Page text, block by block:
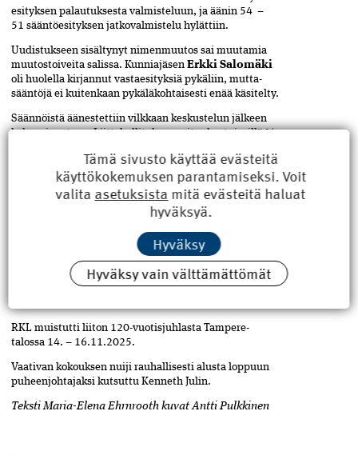
esityksen palautuksesta valmisteluun, ja äänin 54 –
51 sääntöesityksen jatkovalmistelu hylättiin.
Uudistukseen sisältynyt nimenmuutos sai muutamia
muutostoiveita salissa. Kunniajäsen Erkki­ Salo­mäki
oli huolella kirjannut­ vastaesityksiä pykäliin, mutta­
sääntöjä ei kuitenkaan pykälä­kohtaisesti enää käsitelty.
Säännöistä äänestettiin vilkkaan keskustelun jälkeen
kokonaisuutena. Liittohallituksen esitys kaatui, sillä ¾-
puolesta, 34 vastaan.
Järjestöpäällikkö Mikael Åhl ohjeistaa äänestämään.
ENSI VUONNA JUHLALIITTO­KOKOUS
Lopuksi Jyväskylän yhdistys kutsui kaikki viettämään
liiton Kesäpäiviä Jyväskylään 14. – 15.6.2025. Uutena
RKL muistutti liiton 120-vuotisjuhlasta Tampere-
talossa 14. – 16.11.2025.
Vaativan kokouksen nuiji rauhallisesti alusta loppuun
puheenjohtajaksi kutsuttu Kenneth ­Julin.­
Teksti Maria-Elena Ehrnrooth kuvat Antti Pulkkinen
Tämä sivusto käyttää evästeitä
käyttökokemuksen parantamiseksi. Voit
valita asetuksista mitä evästeitä haluat
hyväksyä.
Hyväksy
Hyväksy vain välttämättömät